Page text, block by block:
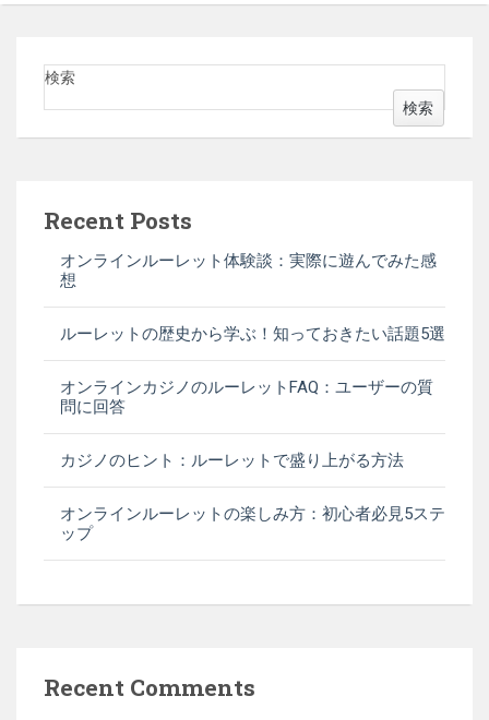
検索
検索
Recent Posts
オンラインルーレット体験談：実際に遊んでみた感
想
ルーレットの歴史から学ぶ！知っておきたい話題5選
オンラインカジノのルーレットFAQ：ユーザーの質
問に回答
カジノのヒント：ルーレットで盛り上がる方法
オンラインルーレットの楽しみ方：初心者必見5ステ
ップ
Recent Comments